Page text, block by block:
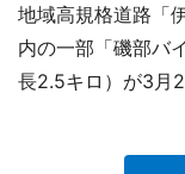
地域高規格道路「
内の一部「磯部バ
長2.5キロ）が3月